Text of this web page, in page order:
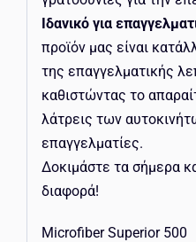
Ιδανικό για
προϊόν μας είναι
της επαγγελματικής
καθιστώντας το
λάτρεις των
επαγγελματίες.
Δοκιμάστε τα σήμερα
διαφορά!
Microfiber Superior 500